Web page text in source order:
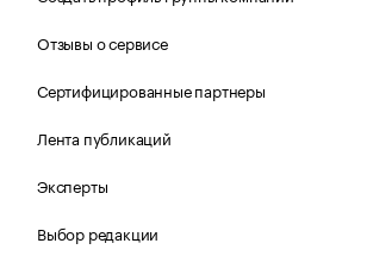
Отзывы о сервисе
Сертифицированные партнеры
Лента публикаций
Эксперты
Выбор редакции